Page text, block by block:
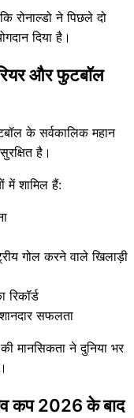
रोनाल्डो ने पिछले दो
दिया है।
और फुटबॉल
के सर्वकालिक महान
है।
में शामिल हैं:
गोल करने वाले खिलाड़ी
सफलता
मानसिकता ने दुनिया भर
कप 2026 के बाद